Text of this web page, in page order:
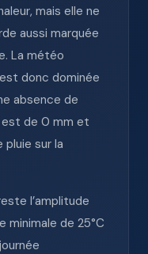
mais elle ne
aussi marquée
La météo
donc dominée
absence de
est de 0 mm et
pluie sur la
l’amplitude
minimale de 25°C